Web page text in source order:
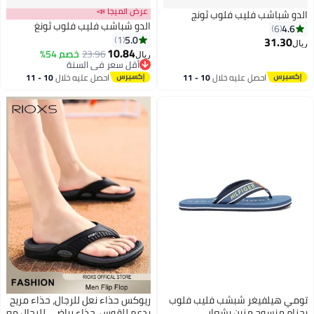
الدو شباشب فليب فلوب ثونج
4.6
6
ريال31.30
احصل عليه خلال 10 - 11
4
عرض الميجا 📣
الدو شباشب فليب فلوب ثونغ
5.0
1
ريال10.84
23.96خصم 54%
أقل سعر في السنة
أقل سعر في السنة
احصل عليه خلال 10 - 11
تومي هيلفيغر شبشب فليب فلوب ريوكس حذاء نعل للرجال، حذاء مريح